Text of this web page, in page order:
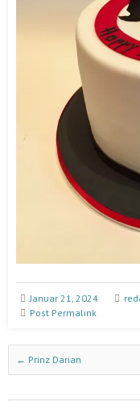
Januar 21, 2024
Post Permalink
Post navigation
← Prinz Darian